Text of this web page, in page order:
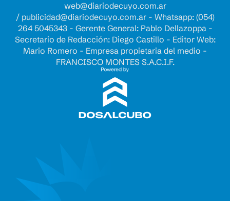
web@diariodecuyo.com.ar
/ publicidad@diariodecuyo.com.ar- Whatsapp: (054)
264 5045343 - Gerente General: Pablo Dellazoppa -
Secretario de Redacción: Diego Castillo - Editor Web:
Mario Romero - Empresa propietaria del medio -
FRANCISCO MONTES S.A.C.I.F.